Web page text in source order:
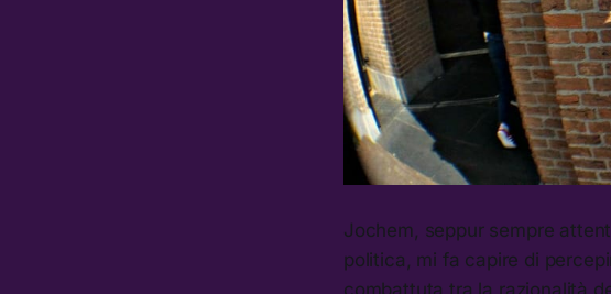
Jochem, seppur sempre
politica, mi fa capire di